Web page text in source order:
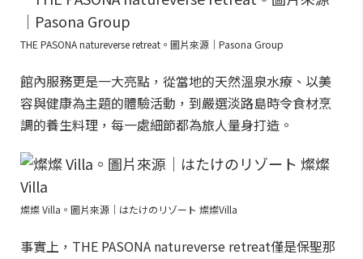
THE PASONA natureverse retreat。圖片來源｜Pasona Group
館內服務更是一大亮點，從當地的天然溫泉水療、以美
容與健康為主題的體驗活動，到嚴選淡路島時令食材烹
調的養生料理，每一處細節都為旅人量身打造。
燦燦 Villa。圖片來源｜はたけのリゾート 燦燦Villa
事實上，THE PASONA natureverse retreat僅是保聖那